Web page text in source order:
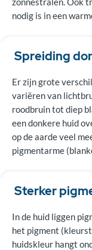
nodig is in een
Spreiding
Er zijn grote
variëren van
roodbruin tot diep
een donkere huid
op de aarde veel
pigmentarme
Sterker
In de huid liggen
het pigment
huidskleur hangt